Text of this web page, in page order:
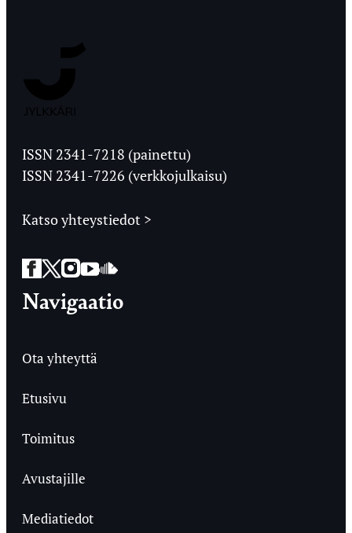
Ylioppilaslehti
ISSN 2341-7218 (painettu)
ISSN 2341-7226 (verkkojulkaisu)
Katso yhteystiedot >
Facebook
Twitter
Instagram
YouTube
SoundCloud
Navigaatio
Ota yhteyttä
Etusivu
Toimitus
Avustajille
Mediatiedot